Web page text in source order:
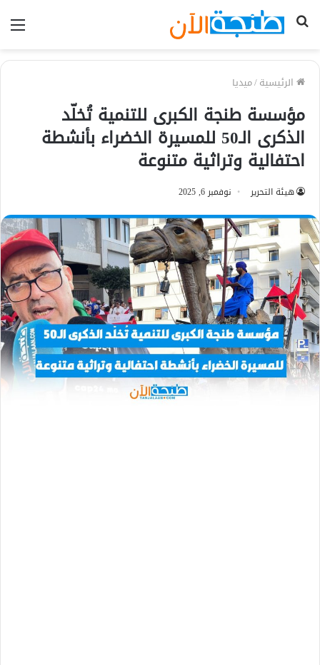
بحث
الرئيسية/ميديا
مؤسسة طنجة الكبرى للتنمية تُخلّد
الذكرى الـ50 للمسيرة الخضراء بأنشطة
احتفالية وتراثية متنوعة
هيئة التحرير نوفمبر 6, 2025